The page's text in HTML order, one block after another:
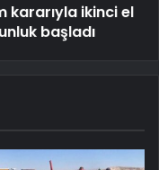
kararıyla ikinci el
başladı